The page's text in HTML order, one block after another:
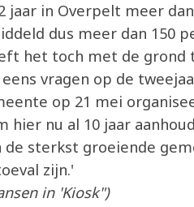
jaar in Overpelt meer
dus meer dan 150
het toch met de grond
vragen op de
op 21 mei
hier nu al 10 jaar
de sterkst groeiende
zijn.'
in 'Kiosk")